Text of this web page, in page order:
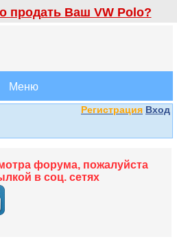
продать Ваш VW Polo?
Меню
Регистрация Вход
форума, пожалуйста
в соц. сетях